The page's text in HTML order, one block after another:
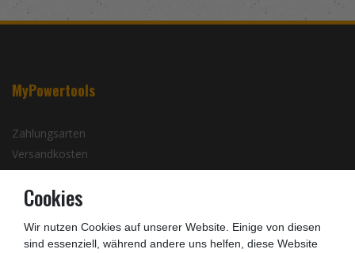
MyPowertools
Zahlungsarten
Versandkosten
Batterieentsorgung
Infos zu Elektro- und Elektronikgeräten
Barrierefreiheitserklärung
Cookies
Wir nutzen Cookies auf unserer Website. Einige von diesen
sind essenziell, während andere uns helfen, diese Website